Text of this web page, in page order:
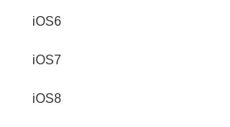
iOS6
iOS7
iOS8